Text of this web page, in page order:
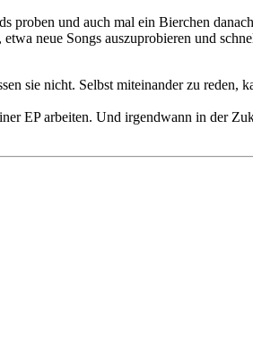
proben und auch mal ein Bierchen
neue Songs auszuprobieren und
sie nicht. Selbst miteinander zu reden,
EP arbeiten. Und irgendwann in der